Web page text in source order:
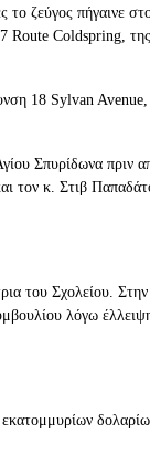
το ζεύγος πήγαινε
Route Coldspring, της
18 Sylvan Avenue,
Σπυρίδωνα πριν
τον κ. Στιβ
του Σχολείου. Στην
λόγω